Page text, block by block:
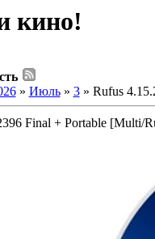
кино!
» Июль » 3» Rufus
Final + Portable [Multi/